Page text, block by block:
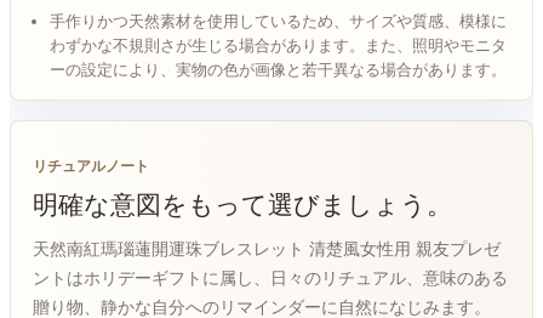
手作りかつ天然素材を使用しているため、サイズや質感、模様に
わずかな不規則さが生じる場合があります。また、照明やモニタ
ーの設定により、実物の色が画像と若干異なる場合があります。
リチュアルノート
明確な意図をもって選びましょう。
天然南紅瑪瑙蓮開運珠ブレスレット 清楚風女性用 親友プレゼ
ントはホリデーギフトに属し、日々のリチュアル、意味のある
贈り物、静かな自分へのリマインダーに自然になじみます。